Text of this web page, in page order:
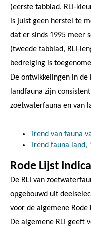
(eerste tabblad, RLI-
is juist geen herstel te
dat er sinds 1995 meer
(tweede tabblad, RLI-
bedreiging is
De ontwikkelingen in de
landfauna zijn
zoetwaterfauna en van
Trend van fauna
Trend fauna land,
Rode Lijst
De RLI van
opgebouwd uit
voor de algemene Rode
De algemene RLI geeft